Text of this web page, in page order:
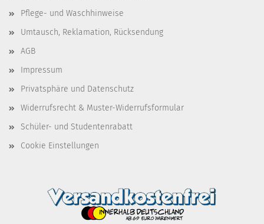
Pflege- und Waschhinweise
Umtausch, Reklamation, Rücksendung
AGB
Impressum
Privatsphäre und Datenschutz
Widerrufsrecht & Muster-Widerrufsformular
Schüler- und Studentenrabatt
Cookie Einstellungen